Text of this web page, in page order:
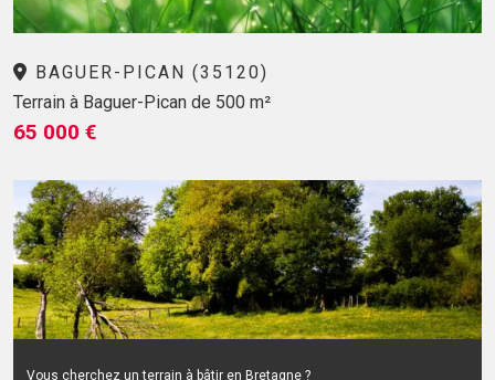
BAGUER-PICAN (35120)
Terrain à Baguer-Pican de 500 m²
65 000 €
Vous cherchez un terrain à bâtir en Bretagne ?